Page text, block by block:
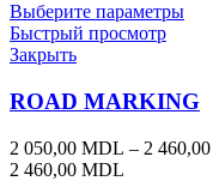
Выберите параметры
Быстрый просмотр
Закрыть
ROAD MARKING
2 050,00 MDL – 2 460,00
2 460,00 MDL